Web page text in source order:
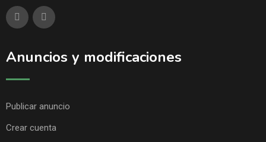
Anuncios y modificaciones
Publicar anuncio
Crear cuenta